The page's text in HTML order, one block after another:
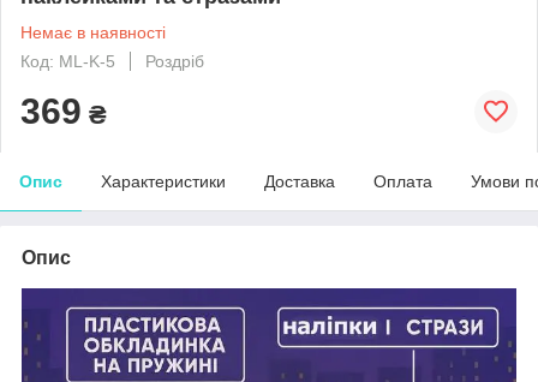
Немає в наявності
Код: ML-K-5
Роздріб
369 ₴
Опис Характеристики Доставка Оплата Умови
Опис